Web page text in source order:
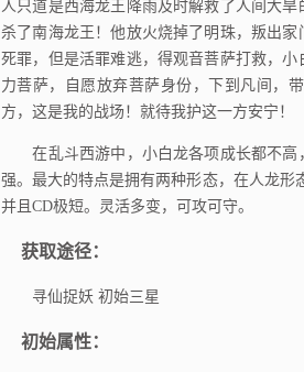
人只道是西海龙王降雨及时解救了人间大
杀了南海龙王！他放火烧掉了明珠，叛出
死罪，但是活罪难逃，得观音菩萨打救，
力菩萨，自愿放弃菩萨身份，下到凡间，
方，这是我的战场！就待我护这一方安宁！
在乱斗西游中，小白龙各项成长都不高
强。最大的特点是拥有两种形态，在人龙形
并且CD极短。灵活多变，可攻可守。
获取途径：
寻仙捉妖 初始三星
初始属性：